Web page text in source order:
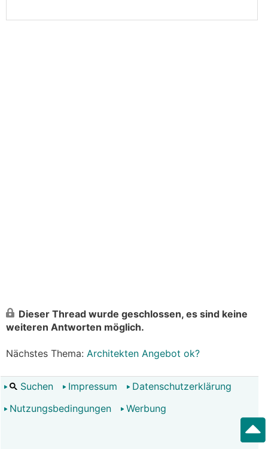
Dieser Thread wurde geschlossen, es sind keine
weiteren Antworten möglich.
Nächstes Thema: Architekten Angebot ok?
Suchen Impressum
Datenschutzerklärung
Nutzungsbedingungen
Werbung